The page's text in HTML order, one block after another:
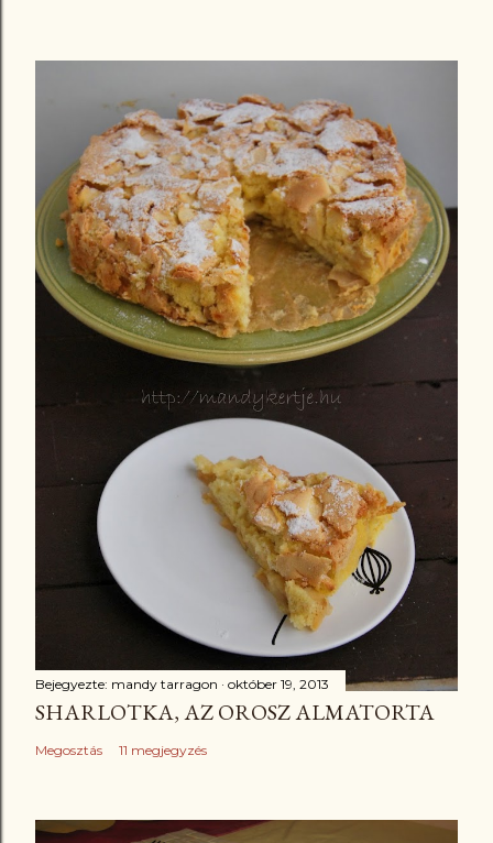
Bejegyezte: mandy tarragon október 19, 2013
SHARLOTKA, AZ OROSZ ALMATORTA
Megosztás 11 megjegyzés